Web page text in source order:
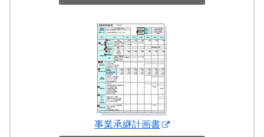
事業承継計画書